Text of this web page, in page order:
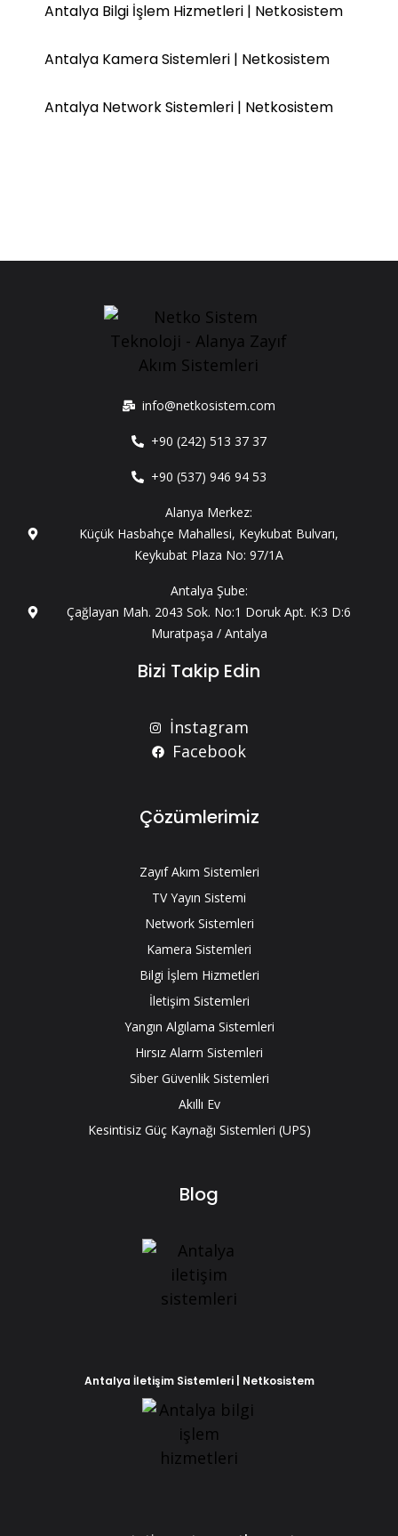
Antalya Bilgi İşlem Hizmetleri | Netkosistem
Antalya Kamera Sistemleri | Netkosistem
Antalya Network Sistemleri | Netkosistem
info@netkosistem.com
+90 (242) 513 37 37
+90 (537) 946 94 53
Alanya Merkez:
Küçük Hasbahçe Mahallesi, Keykubat Bulvarı,
Keykubat Plaza No: 97/1A
Antalya Şube:
Çağlayan Mah. 2043 Sok. No:1 Doruk Apt. K:3 D:6
Muratpaşa / Antalya
Bizi Takip Edin
İnstagram
Facebook
Çözümlerimiz
Zayıf Akım Sistemleri
TV Yayın Sistemi
Network Sistemleri
Kamera Sistemleri
Bilgi İşlem Hizmetleri
İletişim Sistemleri
Yangın Algılama Sistemleri
Hırsız Alarm Sistemleri
Siber Güvenlik Sistemleri
Akıllı Ev
Kesintisiz Güç Kaynağı Sistemleri (UPS)
Blog
Antalya İletişim Sistemleri | Netkosistem